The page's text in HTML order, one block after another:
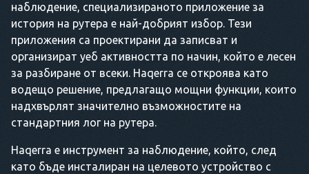
наблюдение, специализираното приложение за
история на рутера е най-добрият избор. Тези
приложения са проектирани да записват и
организират уеб активността по начин, който е лесен
за разбиране от всеки. Haqerra се откроява като
водещо решение, предлагащо мощни функции, които
надхвърлят значително възможностите на
стандартния лог на рутера.
Haqerra е инструмент за наблюдение, който, след
като бъде инсталиран на целевото устройство с